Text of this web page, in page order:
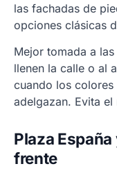
las fachadas de
opciones clásicas
Mejor tomada a
llenen la calle o al
cuando los colores
adelgazan. Evita el
Plaza
frente